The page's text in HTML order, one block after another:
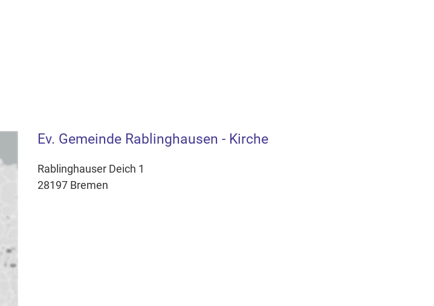
Ev. Gemeinde Rablinghausen - Kirche
Rablinghauser Deich 1
28197 Bremen